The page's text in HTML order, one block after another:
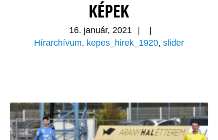
KÉPEK
16. január, 2021
Hírarchívum, kepes_hirek_1920, slider